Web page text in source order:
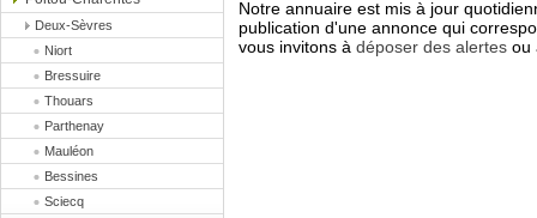
Deux-Sèvres
Niort
Bressuire
Thouars
Parthenay
Mauléon
Bessines
Sciecq
Notre annuaire est mis à jour
publication d'une annonce qui
vous invitons à déposer des alertes ou